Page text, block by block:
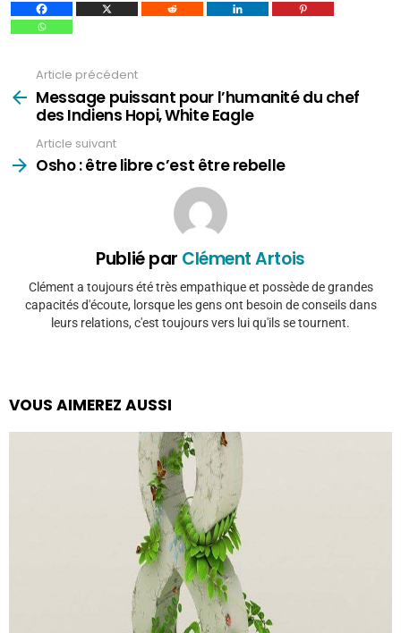
plus
Article précédent
Message puissant pour l’humanité du chef
des Indiens Hopi, White Eagle
Article suivant
Osho : être libre c’est être rebelle
Publié par Clément Artois
Clément a toujours été très empathique et possède de grandes
capacités d'écoute, lorsque les gens ont besoin de conseils dans
leurs relations, c'est toujours vers lui qu'ils se tournent.
VOUS AIMEREZ AUSSI